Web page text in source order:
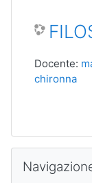
Docente:
chironna